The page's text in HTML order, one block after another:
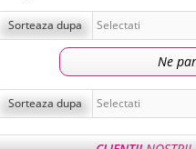
Sorteaza dupa
Ne
Sorteaza dupa